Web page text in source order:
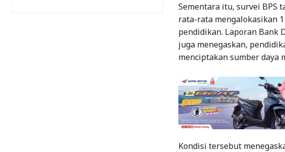
Sementara itu, survei BPS
rata-rata mengalokasikan
pendidikan. Laporan Bank
juga menegaskan,
menciptakan sumber daya
Kondisi tersebut